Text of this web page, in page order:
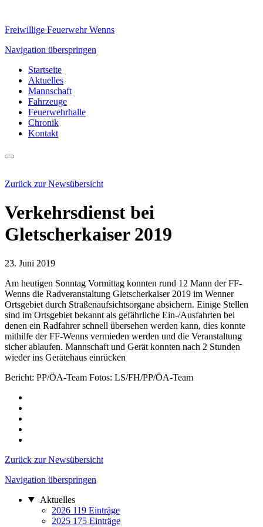
Freiwillige Feuerwehr Wenns
Navigation überspringen
Startseite
Aktuelles
Mannschaft
Fahrzeuge
Feuerwehrhalle
Chronik
Kontakt
Zurück zur Newsübersicht
Verkehrsdienst bei
Gletscherkaiser 2019
23. Juni 2019
Am heutigen Sonntag Vormittag konnten rund 12 Mann der FF-
Wenns die Radveranstaltung Gletscherkaiser 2019 im Wenner
Ortsgebiet durch Straßenaufsichtsorgane absichern. Einige Stellen
sind im Ortsgebiet bekannt als gefährliche Ein-/Ausfahrten bei
denen ein Radfahrer schnell übersehen werden kann, dies konnte
mithilfe der FF-Wenns vermieden werden und die Veranstaltung
sicher ablaufen. Mannschaft und Gerät konnten nach 2 Stunden
wieder ins Gerätehaus einrücken
Bericht: PP/ÖA-Team Fotos: LS/FH/PP/ÖA-Team
Zurück zur Newsübersicht
Navigation überspringen
Aktuelles
2026 119 Einträge
2025 175 Einträge